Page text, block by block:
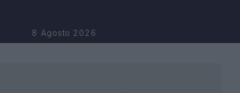
8 Agosto 2026